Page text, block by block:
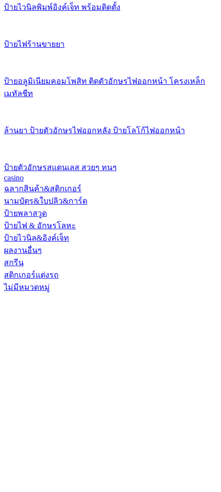
ป้ายไวนิลพิมพ์อิงค์เจ็ท พร้อมติดตั้ง
ป้ายไฟร้านขายยา
ป้ายอลูมิเนียมคอมโพสิท ติดตัวอักษรไฟออกหน้า โครงเหล็ก
เมทัลชีท
ล้านยา ป้ายตัวอักษรไฟออกหลัง ป้ายโลโก้ไฟออกหน้า
ป้ายตัวอักษรสแตนเลส สวยๆ ทนๆ
casino
ฉลากสินค้า&สติกเกอร์
นามบัตร&ใบปลิว&การ์ด
ป้ายพลาสวูด
ป้ายไฟ & อักษรโลหะ
ป้ายไวนิล&อิงค์เจ็ท
ผลงานอื่นๆ
สกรีน
สติกเกอร์แต่งรถ
ไม่มีหมวดหมู่